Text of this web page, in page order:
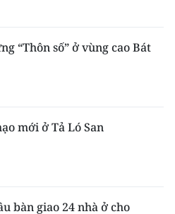
“Thôn số” ở vùng cao Bát
mới ở Tả Ló San
bàn giao 24 nhà ở cho